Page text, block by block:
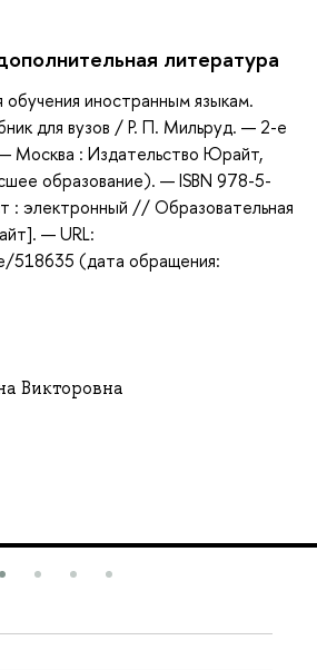
литература
иностранным языкам.
для вузов / Р. П. Мильруд. — 2-е
Москва : Издательство Юрайт,
образование). — ISBN 978-5-
электронный // Образовательная
— URL:
(дата обращения:
Викторовна